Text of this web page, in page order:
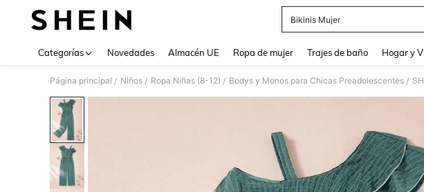
Bikinis Mujer
Categorías Novedades Almacén UE Ropa de mujer Trajes de baño Hogar y
Página principal / Niños / Ropa Niñas (8-12) / Bodys y Monos para Chicas Preadolescentes /